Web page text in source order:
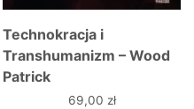
Technokracja i
Transhumanizm – Wood
Patrick
69,00 zł